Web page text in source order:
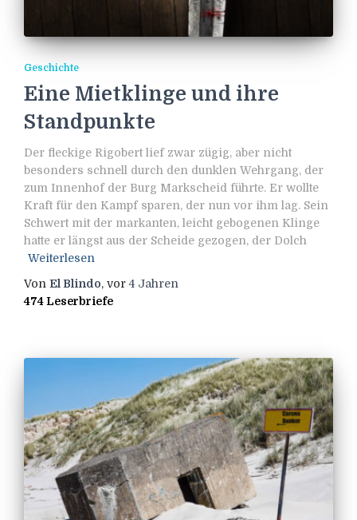
Geschichte
Eine Mietklinge und ihre
Standpunkte
Der fleckige Rigobert lief zwar zügig, aber nicht
besonders schnell durch den dunklen Wehrgang, der
zum Innenhof der Burg Markscheid führte. Er wollte
Kraft für den Kampf sparen, der nun vor ihm lag. Sein
Schwert mit der markanten, leicht gebogenen Klinge
hatte er längst aus der Scheide gezogen, der Dolch
Weiterlesen
Von El Blindo, vor4 Jahren
474 Leserbriefe